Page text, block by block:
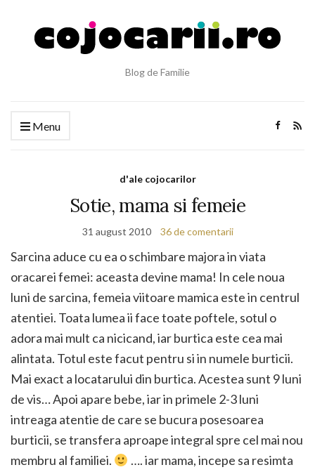
Blog de Familie
Menu
d'ale cojocarilor
Sotie, mama si femeie
31 august 2010 36 de comentarii
Sarcina aduce cu ea o schimbare majora in viata
oracarei femei: aceasta devine mama! In cele noua
luni de sarcina, femeia viitoare mamica este in centrul
atentiei. Toata lumea ii face toate poftele, sotul o
adora mai mult ca nicicand, iar burtica este cea mai
alintata. Totul este facut pentru si in numele burticii.
Mai exact a locatarului din burtica. Acestea sunt 9 luni
de vis… Apoi apare bebe, iar in primele 2-3 luni
intreaga atentie de care se bucura posesoarea
burticii, se transfera aproape integral spre cel mai nou
membru al familiei.
…. iar mama, incepe sa resimta